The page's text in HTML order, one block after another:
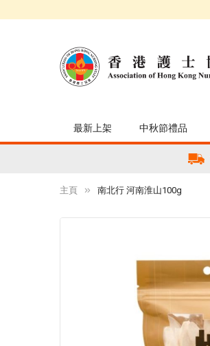
最新上架 中秋節禮品
主頁 南北行 河南淮山100g